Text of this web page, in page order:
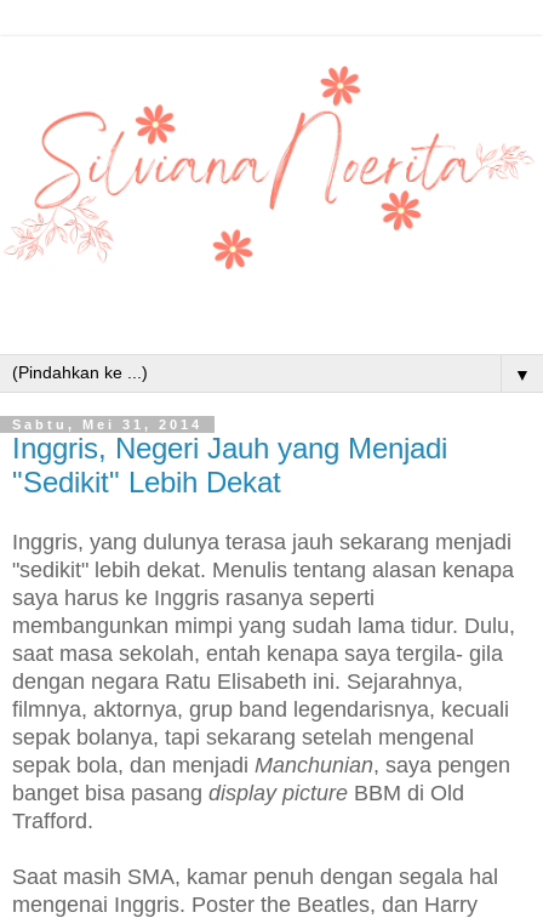
▼
Sabtu, Mei 31, 2014
Inggris, Negeri Jauh yang Menjadi
"Sedikit" Lebih Dekat
Inggris, yang dulunya terasa jauh sekarang menjadi
"sedikit" lebih dekat. Menulis tentang alasan kenapa
saya harus ke Inggris rasanya seperti
membangunkan mimpi yang sudah lama tidur. Dulu,
saat masa sekolah, entah kenapa saya tergila- gila
dengan negara Ratu Elisabeth ini. Sejarahnya,
filmnya, aktornya, grup band legendarisnya, kecuali
sepak bolanya, tapi sekarang setelah mengenal
sepak bola, dan menjadi Manchunian, saya pengen
banget bisa pasang display picture BBM di Old
Trafford.
Saat masih SMA, kamar penuh dengan segala hal
mengenai Inggris. Poster the Beatles, dan Harry